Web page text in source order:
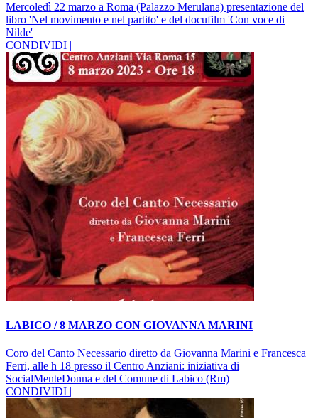
Mercoledì 22 marzo a Roma (Palazzo Merulana) presentazione del
libro 'Nel movimento e nel partito' e del docufilm 'Con voce di
Nilde'
CONDIVIDI |
LABICO / 8 MARZO CON GIOVANNA MARINI
Coro del Canto Necessario diretto da Giovanna Marini e Francesca
Ferri, alle h 18 presso il Centro Anziani: iniziativa di
SocialMenteDonna e del Comune di Labico (Rm)
CONDIVIDI |